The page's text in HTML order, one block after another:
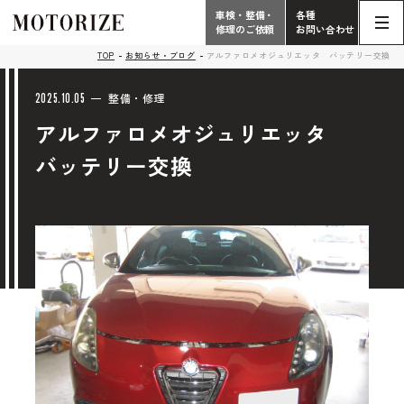
こだわり
中古車販売・在庫車情報
車検・整備・修理のご依頼
中古車探しのご依頼/その他
お問い合わせフォーム
Phone
タップで電話がかかります
お問い合わせ総合
058-247-8001
タップで電話がかかります
Contact
車検・整備・
修理のご依頼
各種
お問い合わせ
TOP お知らせ・ブログ アルファロメオジュリエッタ バッテリー交換
2025.10.05 整備・修理
アルファロメオジュリエッタ
バッテリー交換